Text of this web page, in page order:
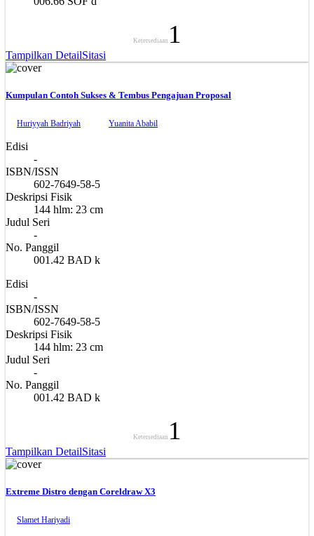
Ketersediaan 1
Tampilkan DetailSitasi
Kumpulan Contoh Sukses & Tembus Pengajuan Proposal
Huriyyah Badriyah Yuanita Ababil
Edisi
-
ISBN/ISSN
602-7649-58-5
Deskripsi Fisik
144 hlm: 23 cm
Judul Seri
-
No. Panggil
001.42 BAD k
Edisi
-
ISBN/ISSN
602-7649-58-5
Deskripsi Fisik
144 hlm: 23 cm
Judul Seri
-
No. Panggil
001.42 BAD k
Ketersediaan 1
Tampilkan DetailSitasi
Extreme Distro dengan Coreldraw X3
Slamet Hariyadi